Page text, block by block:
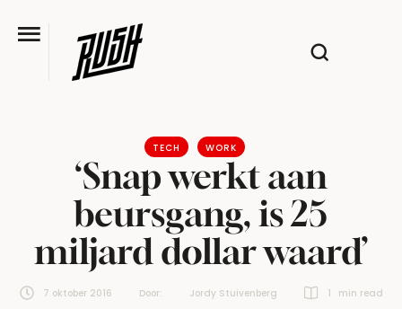
TECH WORK
‘Snap werkt aan
beursgang, is 25
miljard dollar waard’
7 oktober 2016 Door: Jordy Stuivenberg 1 min read